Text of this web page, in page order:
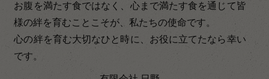
お腹を満たす食ではなく、心まで満たす食を通じて皆
様の絆を育むことこそが、私たちの使命です。
心の絆を育む大切なひと時に、お役に立てたなら幸い
です。